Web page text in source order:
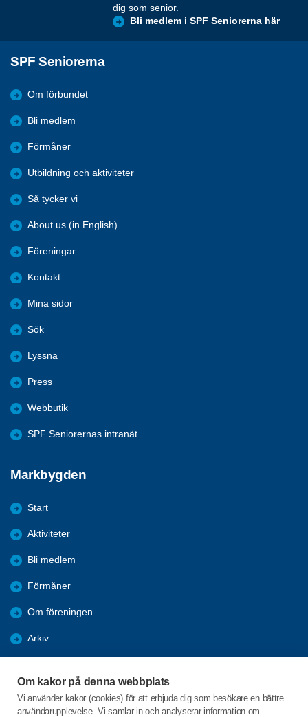
Om kakor på denna webbplats
Vi använder kakor (cookies) för att erbjuda dig som besökare en bättre
användarupplevelse. Vi samlar in och analyserar information om
dig som senior.
Bli medlem i SPF Seniorerna här
SPF Seniorerna
Om förbundet
Bli medlem
Förmåner
Utbildning och aktiviteter
Så tycker vi
About us (in English)
Föreningar
Kontakt
Mina sidor
Sök
Lyssna
Press
Webbutik
SPF Seniorernas intranät
Markbygden
Start
Aktiviteter
Bli medlem
Förmåner
Om föreningen
Arkiv
Årsmöteshandlingar 2026